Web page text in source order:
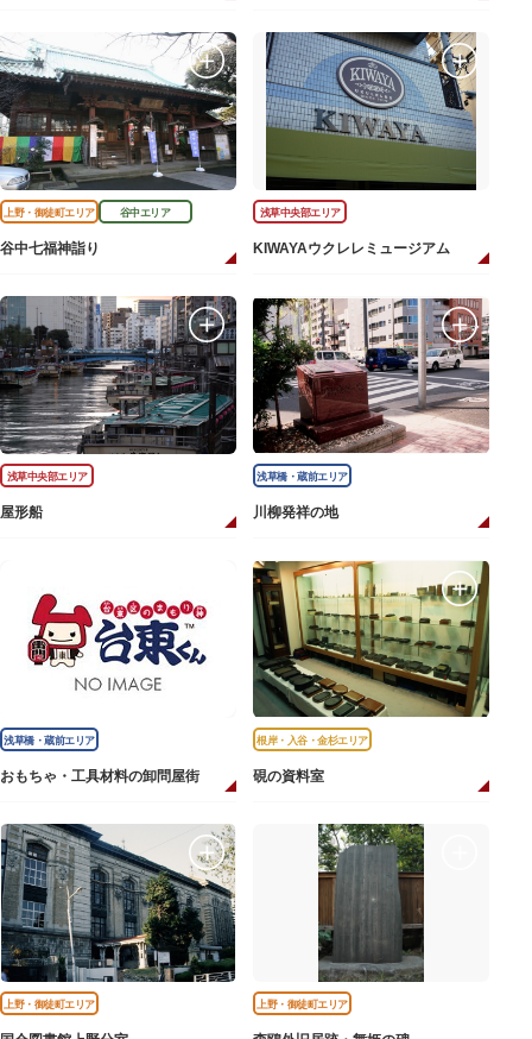
上野・御徒町エリア 谷中エリア
谷中七福神詣り
浅草中央部エリア
KIWAYAウクレレミュージアム
浅草中央部エリア
屋形船
浅草橋・蔵前エリア
川柳発祥の地
浅草橋・蔵前エリア
おもちゃ・工具材料の卸問屋街
根岸・入谷・金杉エリア
硯の資料室
上野・御徒町エリア 上野・御徒町エリア